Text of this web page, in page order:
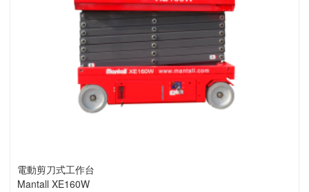
電動剪刀式工作台
Mantall XE160W